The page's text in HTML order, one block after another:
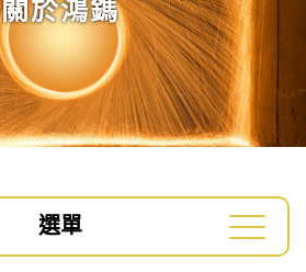
關於鴻鎷
選單